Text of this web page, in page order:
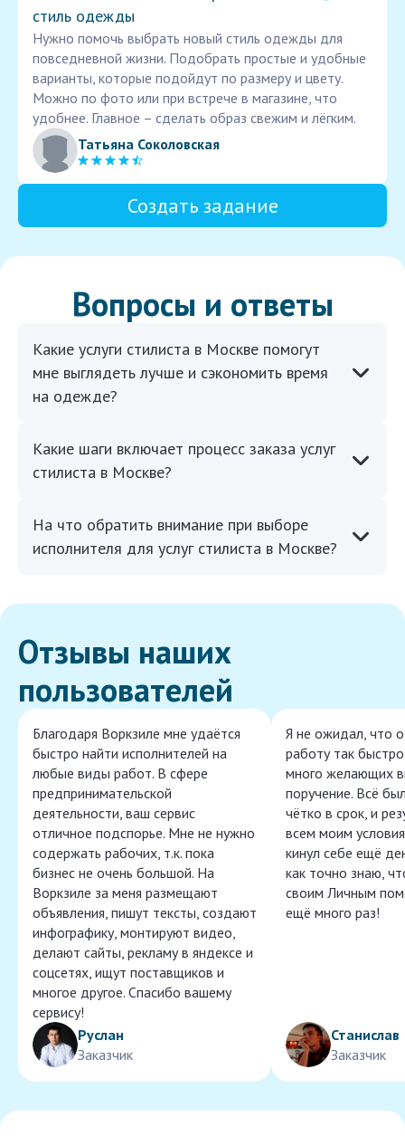
стиль одежды
Нужно помочь выбрать новый стиль одежды для
повседневной жизни. Подобрать простые и удобные
варианты, которые подойдут по размеру и цвету.
Можно по фото или при встрече в магазине, что
удобнее. Главное – сделать образ свежим и лёгким.
Татьяна Соколовская
Создать задание
Вопросы и ответы
Какие услуги стилиста в Москве помогут
мне выглядеть лучше и сэкономить время
на одежде?
Какие шаги включает процесс заказа услуг
стилиста в Москве?
На что обратить внимание при выборе
исполнителя для услуг стилиста в Москве?
Отзывы наших
пользователей
Благодаря Воркзиле мне удаётся
быстро найти исполнителей на
любые виды работ. В сфере
предпринимательской
деятельности, ваш сервис
отличное подспорье. Мне не нужно
содержать рабочих, т.к. пока
бизнес не очень большой. На
Воркзиле за меня размещают
объявления, пишут тексты, создают
инфографику, монтируют видео,
делают сайты, рекламу в яндексе и
соцсетях, ищут поставщиков и
многое другое. Спасибо вашему
сервису!
Руслан
Заказчик
Я не ожидал, что
работу так
много желающих
поручение. Всё
чётко в срок, и
всем моим
кинул себе ещё
как точно знаю,
своим Личным
ещё много раз!
Станислав
Заказчик